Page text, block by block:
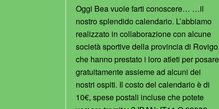
Oggi Bea vuole farti conoscere… …il
nostro splendido calendario. L’abbiamo
realizzato in collaborazione con alcune
società sportive della provincia di Rovigo,
che hanno prestato i loro atleti per posare
gratuitamente assieme ad alcuni dei
nostri ospiti. Il costo del calendario è di
10€, spese postali incluse che potete